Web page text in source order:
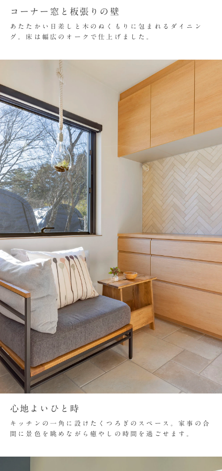
コーナー窓と板張りの壁
あたたかい日差しと木のぬくもりに包まれるダイニン
グ。床は幅広のオークで仕上げました。
心地よいひと時
キッチンの一角に設けたくつろぎのスペース。家事の合
間に景色を眺めながら癒やしの時間を過ごせます。